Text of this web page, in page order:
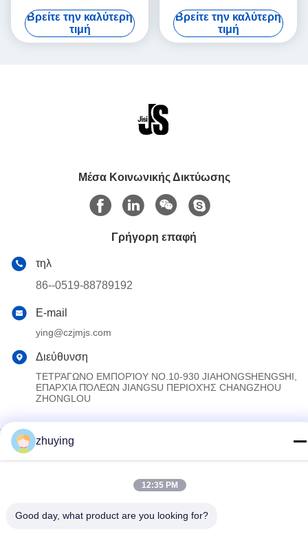
τρόφιμα βαθμό χρώμα τζελ
παγοθήκη για παιδιά
σακούλες μεσημεριανού
Βρείτε την καλύτερη
τιμή
κέλυφου για γεύματα
Βρείτε την καλύτερη
τιμή
Μέσα Κοινωνικής Δικτύωσης
Γρήγορη επαφή
τηλ
86--0519-88789192
E-mail
ying@czjmjs.com
Διεύθυνση
ΤΕΤΡΆΓΩΝΟ ΕΜΠΟΡΊΟΥ NO.10-930 JIAHONGSHENGSHI,
ΕΠΑΡΧΊΑ ΠΌΛΕΩΝ JIANGSU ΠΕΡΙΟΧΉΣ CHANGZHOU
ZHONGLOU
Κίνα Καλό Ποιότητα Μεγάλα πιό δροσερά πακέτα πάγου
Προμηθευτής. 2017-2026 Changzhou jisi cold chain technology
zhuying
12:35 PM
Good day, what product are you looking for?